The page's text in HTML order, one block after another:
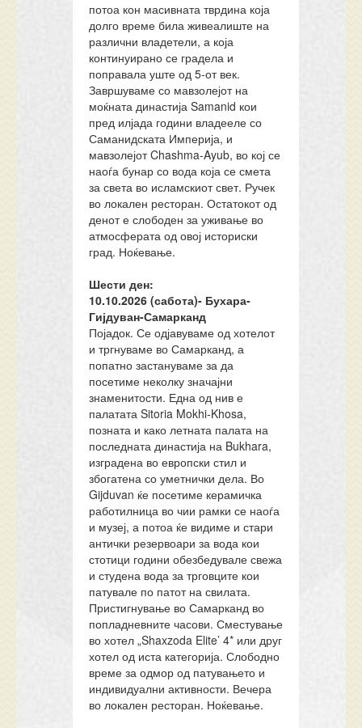
потоа кон масивната тврдина која
долго време била живеалиште на
различни владетели, а која
континуирано се градела и
поправала уште од 5-от век.
Завршуваме со мавзолејот на
моќната династија Samanid кои
пред илјада години владееле со
Саманидската Империја, и
мавзолејот Chashma-Ayub, во кој се
наоѓа бунар со вода која се смета
за света во исламскиот свет. Ручек
во локален ресторан. Остатокот од
денот е слободен за уживање во
атмосферата од овој историски
град. Ноќевање.
Шести ден:
10.10.2026 (сабота)- Бухара-
Гијдуван-Самарканд
Појадок. Се одјавуваме од хотелот
и тргнуваме во Самарканд, а
попатно застануваме за да
посетиме неколку значајни
знаменитости. Една од нив е
палатата Sitoria Mokhi-Khosa,
позната и како летната палата на
последната династија на Bukhara,
изградена во европски стил и
збогатена со уметнички дела. Во
Gijduvan ќе посетиме керамичка
работилница во чии рамки се наоѓа
и музеј, а потоа ќе видиме и стари
антички резервоари за вода кои
стотици години обезбедувале свежа
и студена вода за трговците кои
патувале по патот на свилата.
Пристигнување во Самарканд во
попладневните часови. Сместување
во хотел „Shaxzoda Elite’ 4* или друг
хотел од иста категорија. Слободно
време за одмор од патувањето и
индивидуални активности. Вечера
во локален ресторан. Ноќевање.